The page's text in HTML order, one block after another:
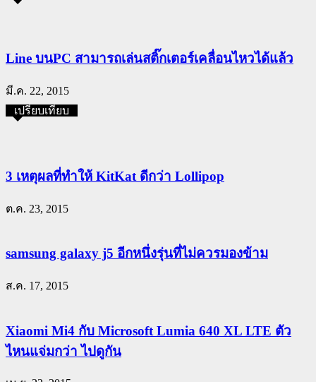
Line บนPC สามารถเล่นสติ๊กเตอร์เคลื่อนไหวได้แล้ว
มี.ค. 22, 2015
เปรียบเทียบ
3 เหตุผลที่ทำให้ KitKat ดีกว่า Lollipop
ต.ค. 23, 2015
samsung galaxy j5 อีกหนึ่งรุ่นที่ไม่ควรมองข้าม
ส.ค. 17, 2015
Xiaomi Mi4 กับ Microsoft Lumia 640 XL LTE ตัว
ไหนแจ่มกว่า ไปดูกัน